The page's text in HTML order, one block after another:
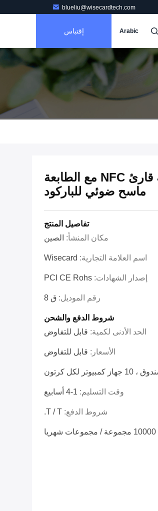
blueliu@wisecardtech.com
Arabic إقتباس
محطة نقاط البيع المحمولة المحمولة قارئ NFC مع الطابعة
ماسح ضوئي للباركود
تفاصيل المنتج
مكان المنشأ: الصين
اسم العلامة التجارية: Wisecard
إصدار الشهادات: PCI CE Rohs
رقم الموديل: ق 8
شروط الدفع والشحن
الحد الأدنى لكمية: قابل للتفاوض
الأسعار: قابل للتفاوض
وقت التسليم: 1-4 أسابيع
شروط الدفع: T / T.
10000 مجموعة / مجموعات شهريا